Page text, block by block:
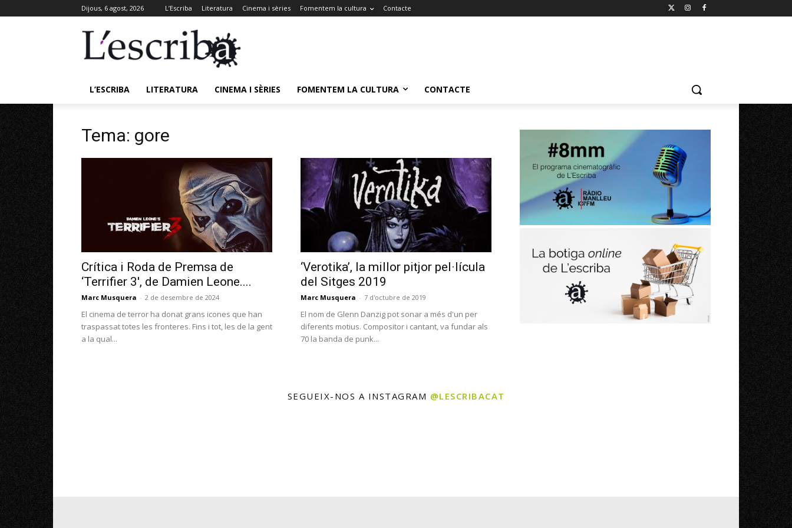
Dijous, 6 agost, 2026 L’Escriba Literatura Cinema i sèries Fomentem la cultura Contacte
L’ESCRIBA LITERATURA CINEMA I SÈRIES FOMENTEM LA CULTURA CONTACTE
Tema: gore
Crítica i Roda de Premsa de
‘Terrifier 3′, de Damien Leone....
Marc Musquera - 2 de desembre de 2024
El cinema de terror ha donat grans icones que han
traspassat totes les fronteres. Fins i tot, les de la gent
a la qual...
‘Verotika’, la millor pitjor pel·lícula
del Sitges 2019
Marc Musquera - 7 d'octubre de 2019
El nom de Glenn Danzig pot sonar a més d'un per
diferents motius. Compositor i cantant, va fundar als
70 la banda de punk...
SEGUEIX-NOS A INSTAGRAM @LESCRIBACAT